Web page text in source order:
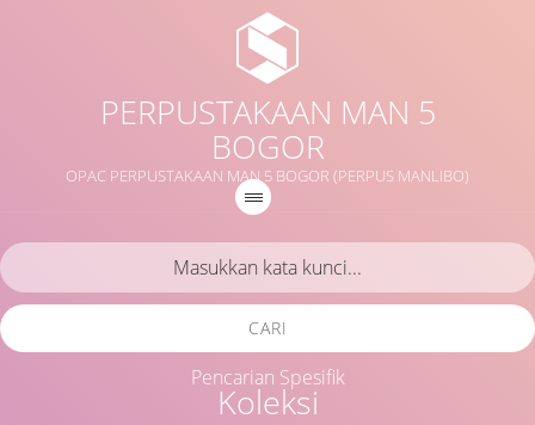
PERPUSTAKAAN MAN 5
BOGOR
OPAC PERPUSTAKAAN MAN 5 BOGOR (PERPUS MANLIBO)
Koleksi
CARI
Pencarian Spesifik